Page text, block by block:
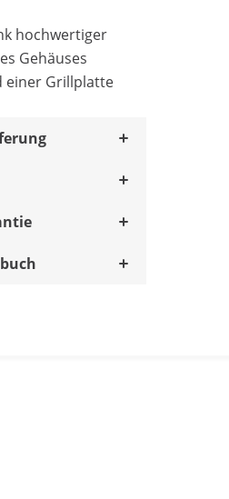
hochwertiger
Gehäuses
einer Grillplatte